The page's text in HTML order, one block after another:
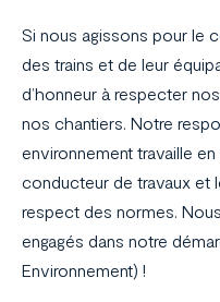
Si nous agissons pour le
des trains et de leur
d’honneur à respecter
nos chantiers. Notre
environnement travaille
conducteur de travaux et
respect des normes.
engagés dans notre
Environnement) !